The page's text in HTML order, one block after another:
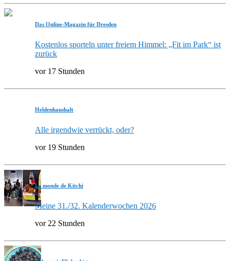
Das Online-Magazin für Dresden
Kostenlos sporteln unter freiem Himmel: „Fit im Park“ ist
zurück
vor 17 Stunden
Heldenhaushalt
Alle irgendwie verrückt, oder?
vor 19 Stunden
Le monde de Kitchi
Meine 31./32. Kalenderwochen 2026
vor 22 Stunden